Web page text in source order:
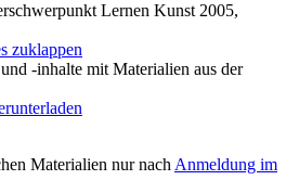
Lernen Kunst 2005,
zuklappen
-inhalte mit Materialien aus der
Materialien nur nach Anmeldung im